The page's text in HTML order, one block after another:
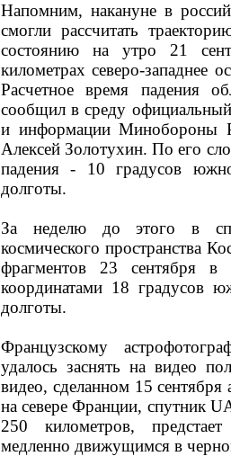
Напомним, накануне в
смогли рассчитать
состоянию на утро 21
километрах северо-западнее
Расчетное время падения
сообщил в среду
и информации Минобороны
Алексей Золотухин. По его
падения - 10 градусов
долготы.
За неделю до этого в
космического пространства
фрагментов 23 сентября в
координатами 18 градусов
долготы.
Французскому
удалось заснять на видео
видео, сделанном 15
на севере Франции, спутник
250 километров,
медленно движущимся в